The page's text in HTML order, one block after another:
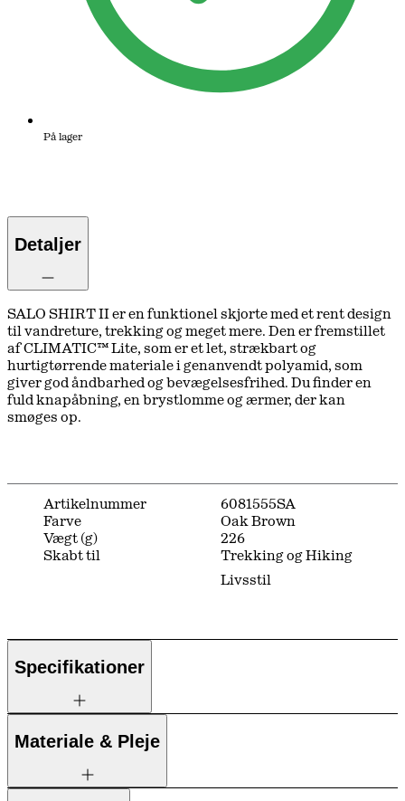
På lager
Detaljer
SALO SHIRT II er en funktionel skjorte med et rent design
til vandreture, trekking og meget mere. Den er fremstillet
af CLIMATIC™ Lite, som er et let, strækbart og
hurtigtørrende materiale i genanvendt polyamid, som
giver god åndbarhed og bevægelsesfrihed. Du finder en
fuld knapåbning, en brystlomme og ærmer, der kan
smøges op.
Artikelnummer
6081555SA
Farve
Oak Brown
Vægt (g)
226
Skabt til
Trekking og Hiking
Livsstil
Specifikationer
Materiale & Pleje